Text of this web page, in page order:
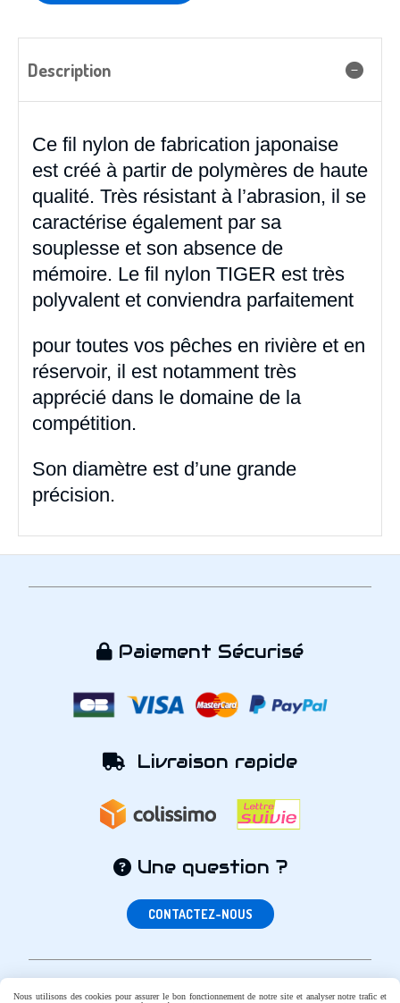
Description
Ce fil nylon de fabrication japonaise
est créé à partir de polymères de haute
qualité. Très résistant à l’abrasion, il se
caractérise également par sa
souplesse et son absence de
mémoire. Le fil nylon TIGER est très
polyvalent et conviendra parfaitement
pour toutes vos pêches en rivière et en
réservoir, il est notamment très
apprécié dans le domaine de la
compétition.
Son diamètre est d’une grande
précision.
 Paiement Sécurisé
 Livraison rapide
Une question ?
CONTACTEZ-NOUS
Nous utilisons des cookies pour assurer le bon fonctionnement de notre site et analyser notre trafic et